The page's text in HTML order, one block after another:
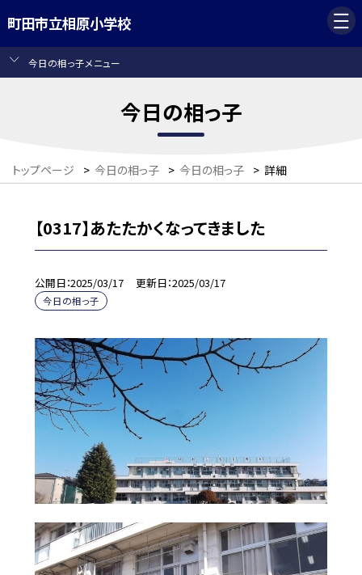
町田市立相原小学校
今日の相っ子メニュー
今日の相っ子
トップページ > 今日の相っ子 > 今日の相っ子 > 詳細
【0317】あたたかくなってきました
公開日 2025/03/17 更新日 2025/03/17
今日の相っ子